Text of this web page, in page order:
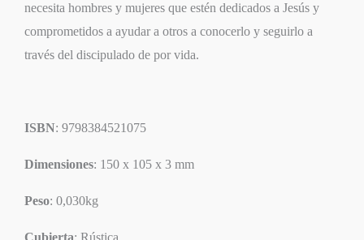
necesita hombres y mujeres que estén dedicados a Jesús y
comprometidos a ayudar a otros a conocerlo y seguirlo a
través del discipulado de por vida.
ISBN: 9798384521075
Dimensiones: 150 x 105 x 3 mm
Peso: 0,030kg